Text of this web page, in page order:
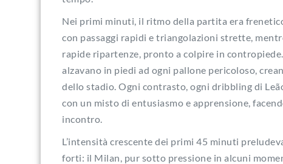
Nei primi minuti, il ritmo della partita era
con passaggi rapidi e triangolazioni strette,
rapide ripartenze, pronto a colpire in
alzavano in piedi ad ogni pallone pericoloso,
dello stadio. Ogni contrasto, ogni dribbling di
con un misto di entusiasmo e apprensione,
incontro.
L’intensità crescente dei primi 45 minuti
forti: il Milan, pur sotto pressione in alcuni